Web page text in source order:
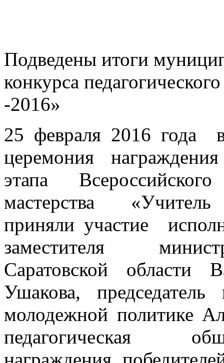
Подведены итоги
конкурса
-2016»
25 февраля 2016
церемония
этапа
мастерства
приняли участие
заместителя
Саратовской области
Ушакова,
молодежной политике
педагогическая